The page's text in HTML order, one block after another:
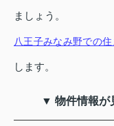
ましょう。
八王子みなみ野での
します。
▼ 物件情報が